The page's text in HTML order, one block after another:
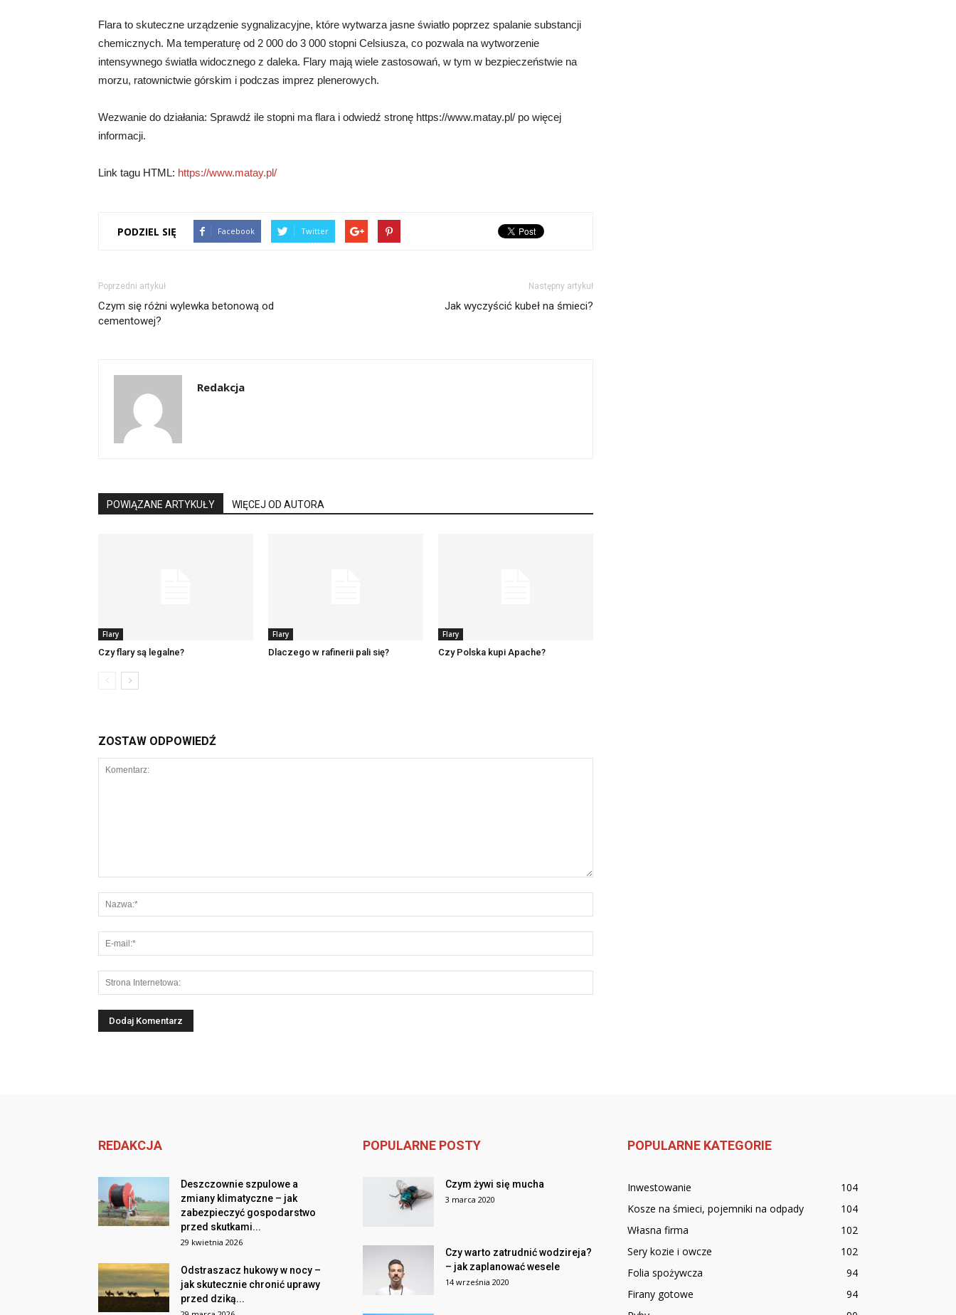
Flara to skuteczne urządzenie sygnalizacyjne, które wytwarza jasne światło poprzez spalanie substancji
chemicznych. Ma temperaturę od 2 000 do 3 000 stopni Celsiusza, co pozwala na wytworzenie
intensywnego światła widocznego z daleka. Flary mają wiele zastosowań, w tym w bezpieczeństwie na
morzu, ratownictwie górskim i podczas imprez plenerowych.
Wezwanie do działania: Sprawdź ile stopni ma flara i odwiedź stronę https://www.matay.pl/ po więcej
informacji.
Link tagu HTML: https://www.matay.pl/
PODZIEL SIĘ Facebook Twitter
Poprzedni artykuł
Czym się różni wylewka betonową od
cementowej?
Następny artykuł
Jak wyczyścić kubeł na śmieci?
Redakcja
POWIĄZANE ARTYKUŁY WIĘCEJ OD AUTORA
Flary
Czy flary są legalne?
Flary
Dlaczego w rafinerii pali się?
Flary
Czy Polska kupi Apache?
ZOSTAW ODPOWIEDŹ
REDAKCJA
Deszczownie szpulowe a
zmiany klimatyczne – jak
zabezpieczyć gospodarstwo
przed skutkami...
29 kwietnia 2026
Odstraszacz hukowy w nocy –
jak skutecznie chronić uprawy
przed dziką...
POPULARNE POSTY
Czym żywi się mucha
3 marca 2020
Czy warto zatrudnić wodzireja?
– jak zaplanować wesele
14 września 2020
POPULARNE KATEGORIE
Inwestowanie
104
Kosze na śmieci, pojemniki na odpady
104
Własna firma
102
Sery kozie i owcze
102
Folia spożywcza
94
Firany gotowe
94